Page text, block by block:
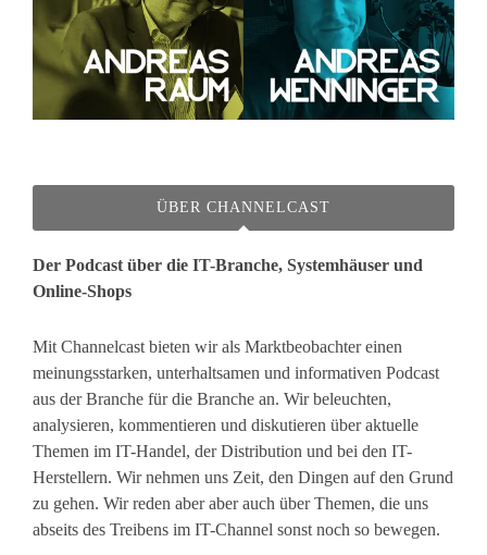
ÜBER CHANNELCAST
Der Podcast über die IT-Branche, Systemhäuser und
Online-Shops
Mit Channelcast bieten wir als Marktbeobachter einen
meinungsstarken, unterhaltsamen und informativen Podcast
aus der Branche für die Branche an. Wir beleuchten,
analysieren, kommentieren und diskutieren über aktuelle
Themen im IT-Handel, der Distribution und bei den IT-
Herstellern. Wir nehmen uns Zeit, den Dingen auf den Grund
zu gehen. Wir reden aber aber auch über Themen, die uns
abseits des Treibens im IT-Channel sonst noch so bewegen.